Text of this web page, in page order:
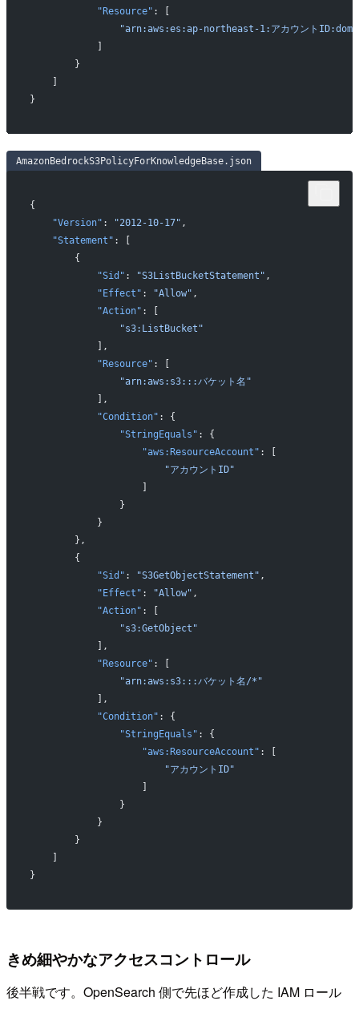
            "Resource"
: [
"arn:aws:es:ap-northeast-1:アカウント
            ]
        }
    ]
}
AmazonBedrockS3PolicyForKnowledgeBase.json
{
    "Version"
: "2012-10-17" ,
    "Statement"
: [
        {
            "Sid"
: "S3ListBucketStatement" ,
            "Effect"
: "Allow" ,
            "Action"
: [
                "s3:ListBucket"
            ],
            "Resource"
: [
                "arn:aws:s3:::バケット名"
            ],
            "Condition"
: {
                "StringEquals"
: {
                    "aws:ResourceAccount"
: [
                        "アカウントID"
                    ]
                }
            }
        },
        {
            "Sid"
: "S3GetObjectStatement" ,
            "Effect"
: "Allow" ,
            "Action"
: [
                "s3:GetObject"
            ],
            "Resource"
: [
                "arn:aws:s3:::バケット名/*"
            ],
            "Condition"
: {
                "StringEquals"
: {
                    "aws:ResourceAccount"
: [
                        "アカウントID"
                    ]
                }
            }
        }
    ]
}
きめ細やかなアクセスコントロール
後半戦です。OpenSearch 側で先ほど作成した IAM ロール